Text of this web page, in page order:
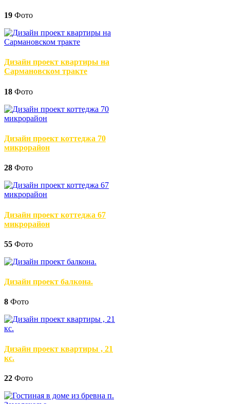
19 Фото
Дизайн проект квартиры на
Сармановском тракте
18 Фото
Дизайн проект коттеджа 70
микрорайон
28 Фото
Дизайн проект коттеджа 67
микрорайон
55 Фото
Дизайн проект балкона.
8 Фото
Дизайн проект квартиры , 21
кс.
22 Фото